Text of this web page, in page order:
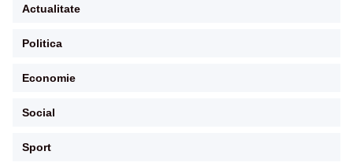
Actualitate
Politica
Economie
Social
Sport